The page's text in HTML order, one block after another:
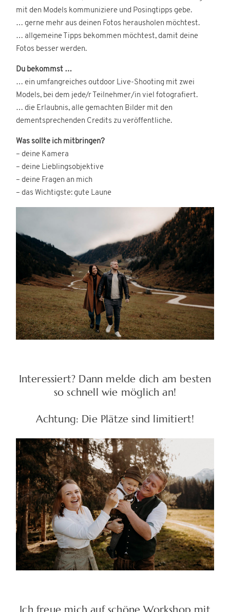
mit den Models kommuniziere und Posingtipps gebe.
… gerne mehr aus deinen Fotos herausholen möchtest.
… allgemeine Tipps bekommen möchtest, damit deine
Fotos besser werden.
Du bekommst …
… ein umfangreiches outdoor Live-Shooting mit zwei
Models, bei dem jede/r Teilnehmer/in viel fotografiert.
… die Erlaubnis, alle gemachten Bilder mit den
dementsprechenden Credits zu veröffentliche.
Was sollte ich mitbringen?
– deine Kamera
– deine Lieblingsobjektive
– deine Fragen an mich
– das Wichtigste: gute Laune
Interessiert? Dann melde dich am besten
so schnell wie möglich an!
Achtung: Die Plätze sind limitiert!